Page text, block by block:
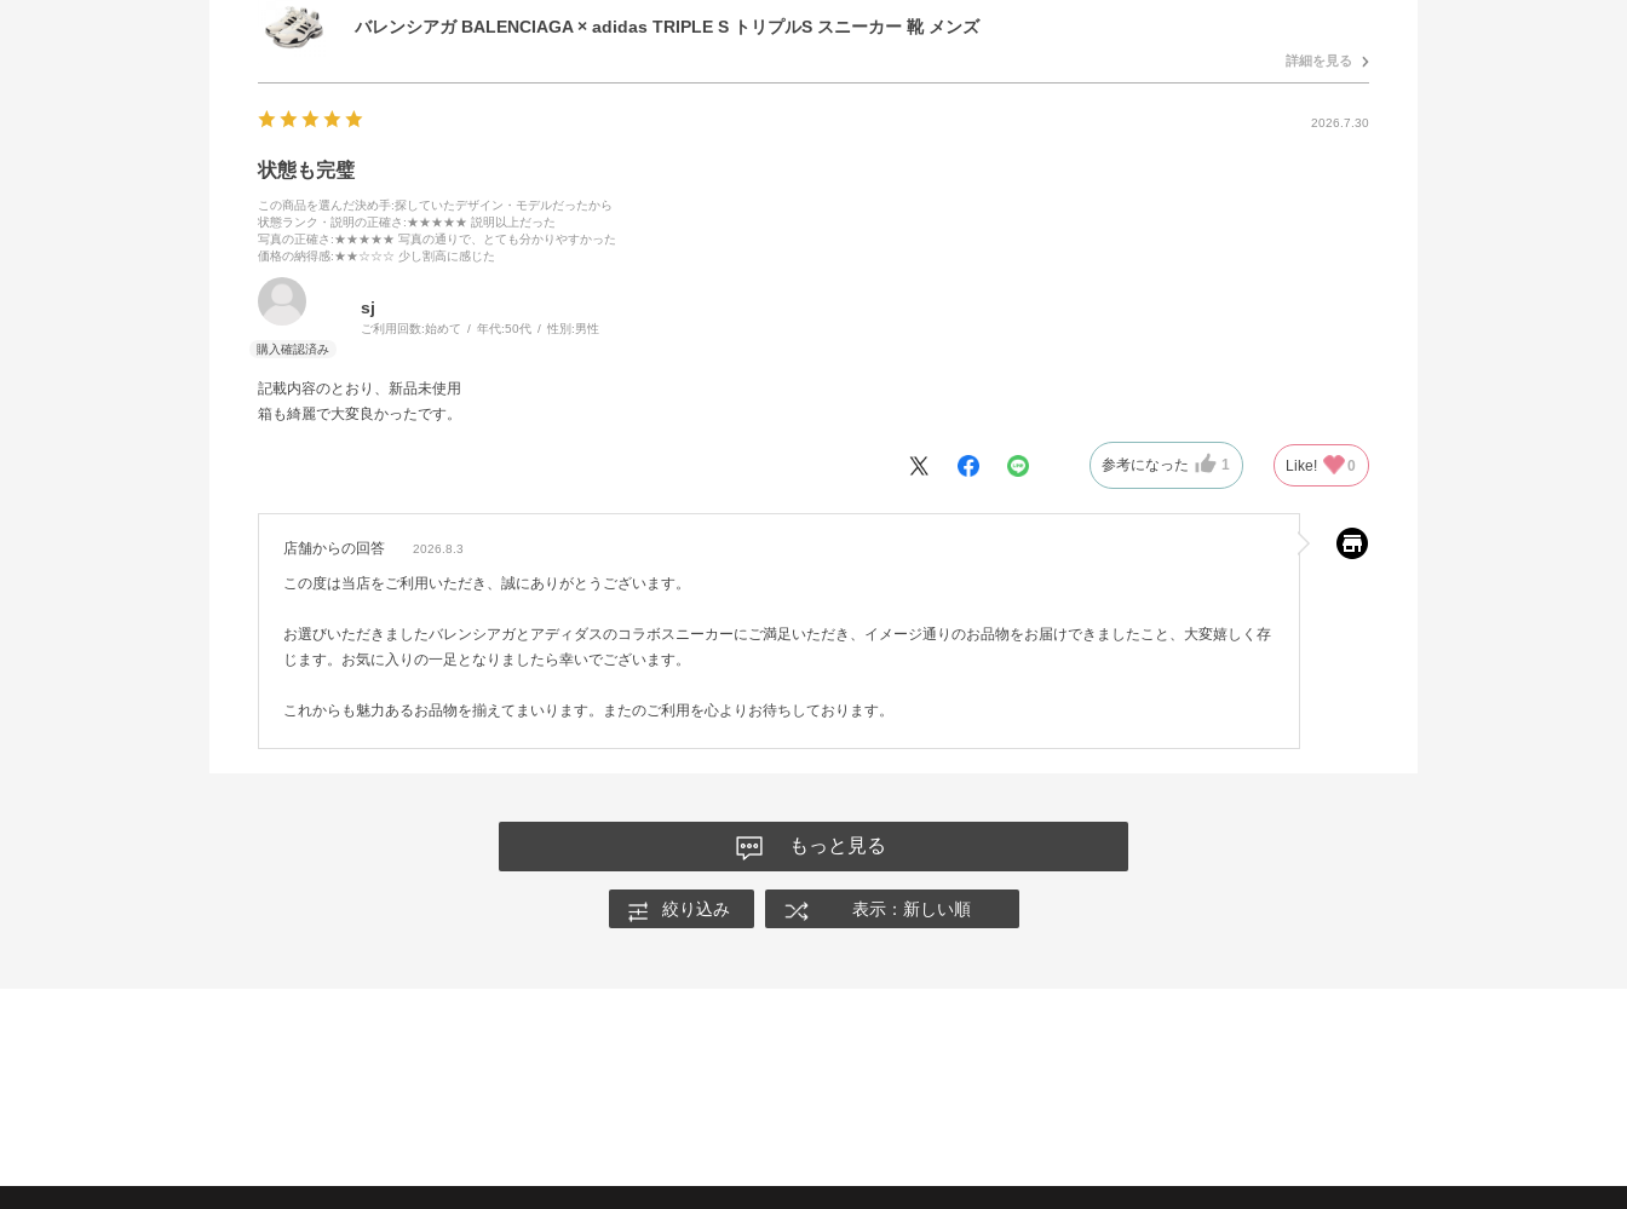
バレンシアガ BALENCIAGA × adidas TRIPLE S トリプルS スニーカー 靴 メンズ
詳細を見る
2026.7.30
状態も完璧
この商品を選んだ決め手:探していたデザイン・モデルだったから
状態ランク・説明の正確さ :★★★★★ 説明以上だった
写真の正確さ :★★★★★ 写真の通りで、とても分かりやすかった
価格の納得感:★★☆☆☆ 少し割高に感じた
sj
ご利用回数:始めて 年代:50代 性別:男性
記載内容のとおり、新品未使用
箱も綺麗で大変良かったです。
参考になった 1 Like! 0
店舗からの回答 2026.8.3
この度は当店をご利用いただき、誠にありがとうございます。
お選びいただきましたバレンシアガとアディダスのコラボスニーカーにご満足いただき、イメージ通りのお品物をお届けできましたこと、大変嬉しく存
じます。お気に入りの一足となりましたら幸いでございます。
これからも魅力あるお品物を揃えてまいります。またのご利用を心よりお待ちしております。
もっと見る
絞り込み 表示：新しい順